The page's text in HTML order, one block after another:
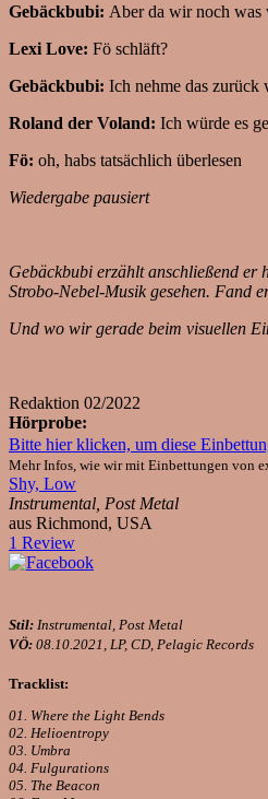
Gebäckbubi: Aber da wir noch was
Lexi Love: Fö schläft?
Gebäckbubi: Ich nehme das zurück
Roland der Voland: Ich würde es
Fö: oh, habs tatsächlich überlesen
Wiedergabe pausiert
Gebäckbubi erzählt anschließend er
Strobo-Nebel-Musik gesehen. Fand
Und wo wir gerade beim visuellen
Redaktion 02/2022
Hörprobe:
Bitte hier klicken, um diese
Mehr Infos, wie wir mit Einbettungen von
Shy, Low
Instrumental, Post Metal
aus Richmond, USA
1 Review
Stil: Instrumental, Post Metal
VÖ: 08.10.2021, LP, CD, Pelagic Records
Tracklist:
01. Where the Light Bends
02. Helioentropy
03. Umbra
04. Fulgurations
05. The Beacon